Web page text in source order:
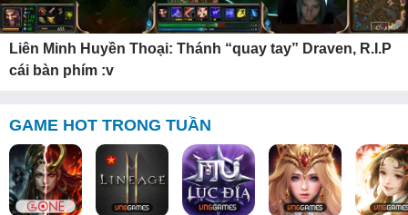
Liên Minh Huyền Thoại: Thánh “quay tay” Draven, R.I.P
cái bàn phím :v
GAME HOT TRONG TUẦN